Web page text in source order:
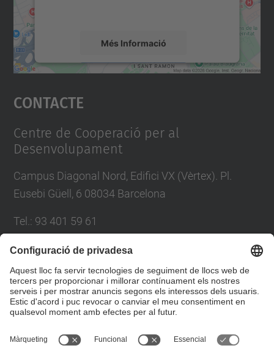
Més Informació
Accepta
powered by
Contacte
Centre de Cooperació per al
Desenvolupament
Campus Diagonal Nord, Edifici VX (Vèrtex). Pl.
Eusebi Güell, 6 08034 Barcelona
Tel. : 93 401 59 61
E-mail:info.ccd@upc.edu
Directori UPC
Formulari de contacte